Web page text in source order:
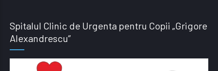
Spitalul Clinic de Urgenta pentru Copii „Grigore
Alexandrescu”